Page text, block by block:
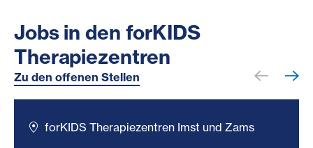
Jobs in den forKIDS
Therapiezentren
Zu den offenen Stellen
forKIDS Therapiezentren Imst und Zams